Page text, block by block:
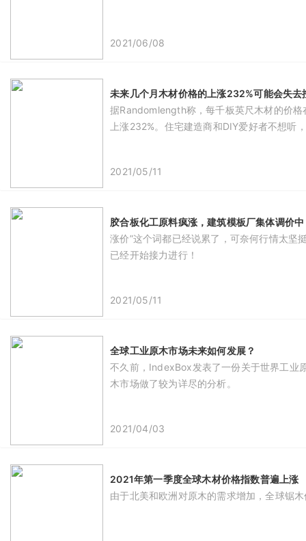
2021/06/08
未来几个月木材价格的上涨232%可能会失去
据Randomlength称，每千板英尺木材的价
上涨232%。住宅建造商和DIY爱好者不想听
2021/05/11
胶合板化工原料疯涨，建筑模板厂集体调价中
涨价”这个词都已经说累了，可奈何行情太坚
已经开始接力进行！
2021/05/11
全球工业原木市场未来如何发展？
不久前，IndexBox发表了一份关于世界工业
木市场做了较为详尽的分析。
2021/04/03
2021年第一季度全球木材价格指数普遍上涨
由于北美和欧洲对原木的需求增加，全球锯